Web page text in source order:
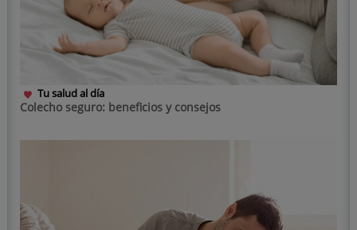
Tu salud al día
Colecho seguro: beneficios y consejos